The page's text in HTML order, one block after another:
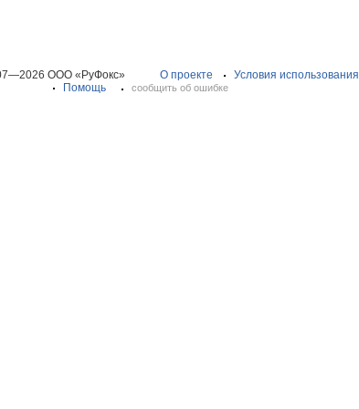
ООО «РуФокс» О проекте Условия использования
Помощь
сообщить об ошибке